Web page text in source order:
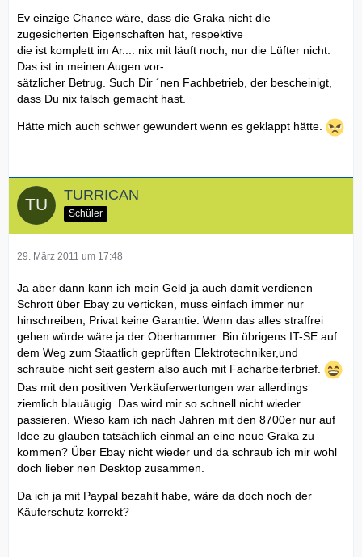
Ev einzige Chance wäre, dass die Graka nicht die
zugesicherten Eigenschaften hat, respektive
die ist komplett im Ar.... nix mit läuft noch, nur die Lüfter nicht.
Das ist in meinen Augen vor-
sätzlicher Betrug. Such Dir ´nen Fachbetrieb, der bescheinigt,
dass Du nix falsch gemacht hast.
Hätte mich auch schwer gewundert wenn es geklappt hätte.
TURRICAN
Schüler
29. März 2011 um 17:48
Ja aber dann kann ich mein Geld ja auch damit verdienen
Schrott über Ebay zu verticken, muss einfach immer nur
hinschreiben, Privat keine Garantie. Wenn das alles straffrei
gehen würde wäre ja der Oberhammer. Bin übrigens IT-SE auf
dem Weg zum Staatlich geprüften Elektrotechniker,und
schraube nicht seit gestern also auch mit Facharbeiterbrief.
Das mit den positiven Verkäuferwertungen war allerdings
ziemlich blauäugig. Das wird mir so schnell nicht wieder
passieren. Wieso kam ich nach Jahren mit den 8700er nur auf
Idee zu glauben tatsächlich einmal an eine neue Graka zu
kommen? Über Ebay nicht wieder und da schraub ich mir wohl
doch lieber nen Desktop zusammen.
Da ich ja mit Paypal bezahlt habe, wäre da doch noch der
Käuferschutz korrekt?